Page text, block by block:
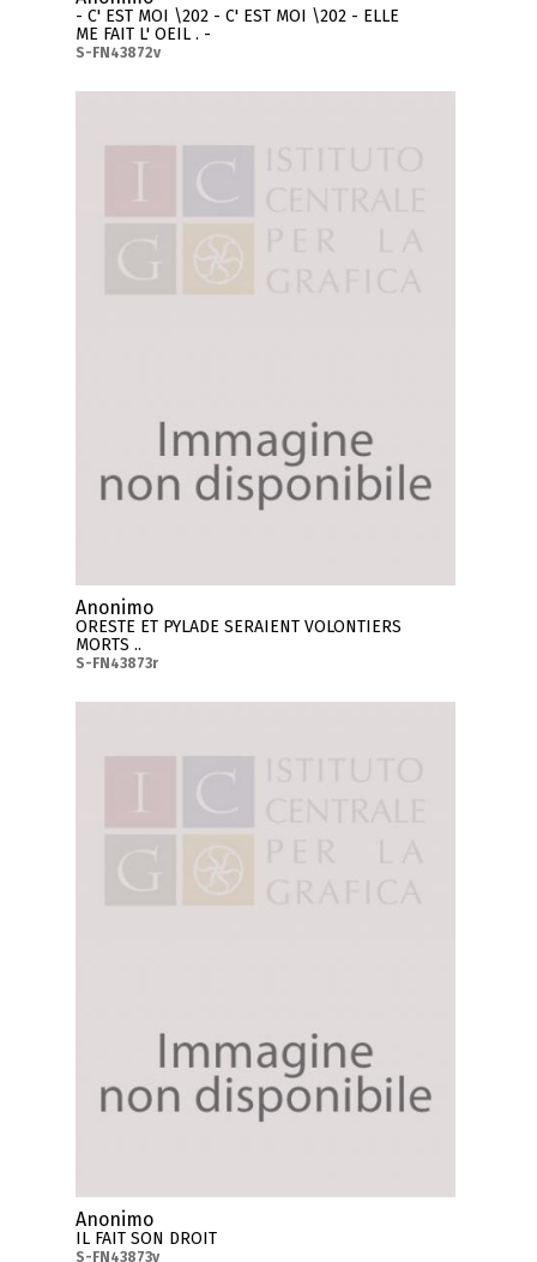
- C' EST MOI \202 - C' EST MOI \202 - ELLE
ME FAIT L' OEIL . -
S-FN43872v
Anonimo
ORESTE ET PYLADE SERAIENT VOLONTIERS
MORTS ..
S-FN43873r
Anonimo
IL FAIT SON DROIT
S-FN43873v